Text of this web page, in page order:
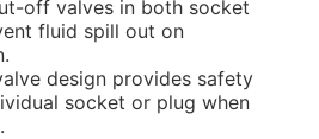
off valves in both socket
fluid spill out on
design provides safety
socket or plug when